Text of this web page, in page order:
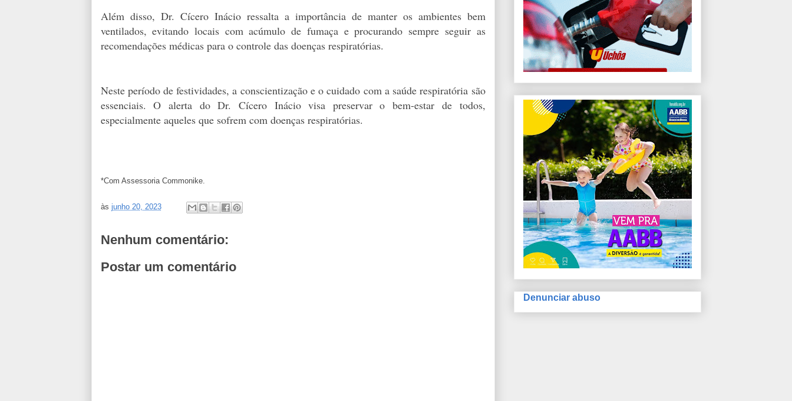
Além disso, Dr. Cícero Inácio ressalta a importância de manter os ambientes bem
ventilados, evitando locais com acúmulo de fumaça e procurando sempre seguir as
recomendações médicas para o controle das doenças respiratórias.
Neste período de festividades, a conscientização e o cuidado com a saúde respiratória são
essenciais. O alerta do Dr. Cícero Inácio visa preservar o bem-estar de todos,
especialmente aqueles que sofrem com doenças respiratórias.
*Com Assessoria Commonike.
às junho 20, 2023
Nenhum comentário:
Postar um comentário
Denunciar abuso